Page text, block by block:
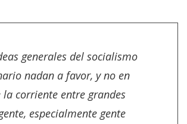
generales del socialismo
nadan a favor, y no en
la corriente entre grandes
especialmente gente